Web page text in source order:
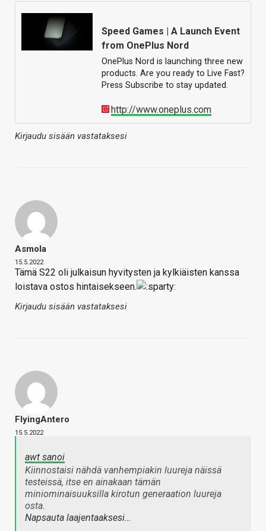
Speed Games | A Launch Event
from OnePlus Nord
OnePlus Nord is launching three new
products. Are you ready to Live Fast?
Press Subscribe to stay updated.
http://www.oneplus.com
Kirjaudu sisään vastataksesi
Asmola
15.5.2022
Tämä S22 oli julkaisun hyvitysten ja kylkiäisten kanssa
loistava ostos hintaisekseen.
Kirjaudu sisään vastataksesi
FlyingAntero
15.5.2022
awt sanoi
Kiinnostaisi nähdä vanhempiakin luureja näissä
testeissä, itse en ainakaan tämän
miniominaisuuksilla kirotun generaation luureja
osta.
Napsauta laajentaaksesi…